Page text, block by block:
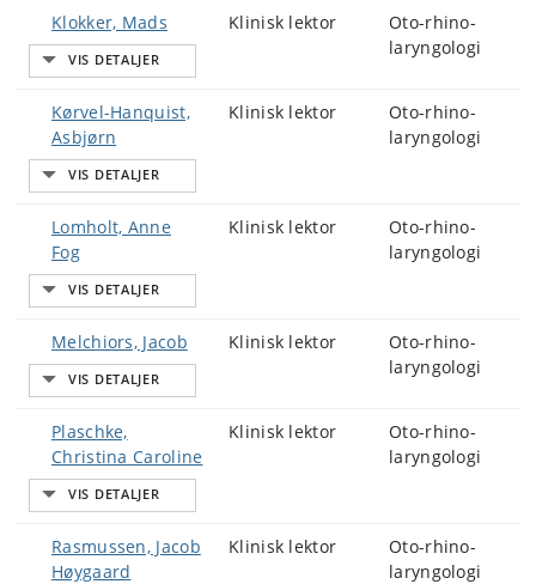
Klokker, Mads Klinisk lektor
Oto-rhino-
laryngologi
Kørvel-Hanquist,
Asbjørn
Klinisk lektor
Oto-rhino-
laryngologi
Lomholt, Anne
Fog
Klinisk lektor
Oto-rhino-
laryngologi
Melchiors, Jacob Klinisk lektor
Oto-rhino-
laryngologi
Plaschke,
Christina Caroline
Klinisk lektor
Oto-rhino-
laryngologi
Rasmussen, Jacob
Høygaard
Klinisk lektor
Oto-rhino-
laryngologi